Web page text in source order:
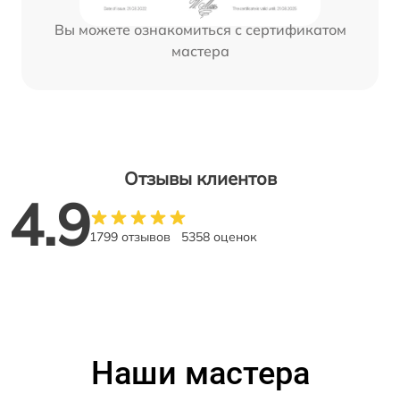
Вы можете ознакомиться с сертификатом
мастера
Отзывы клиентов
4.91799 отзывов 5358 оценок
Наши мастера